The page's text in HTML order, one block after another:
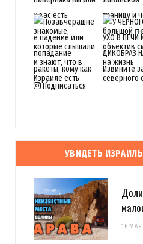
Подписаться
УВИДЕТЬ
16 МАЯ